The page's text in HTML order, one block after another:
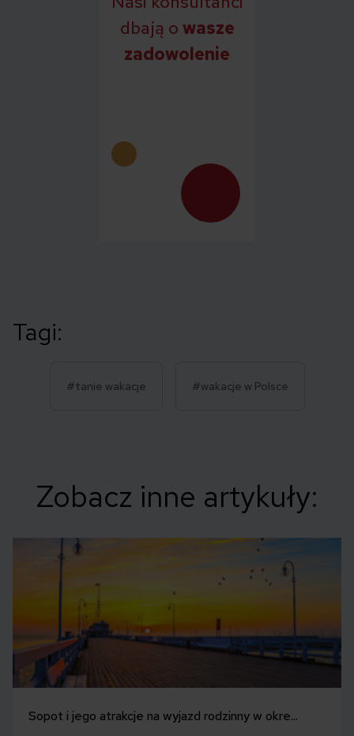
dbają o wasze
zadowolenie
Tagi:
#tanie wakacje #wakacje w Polsce
Zobacz inne artykuły:
Sopot i jego atrakcje na wyjazd rodzinny w okre...